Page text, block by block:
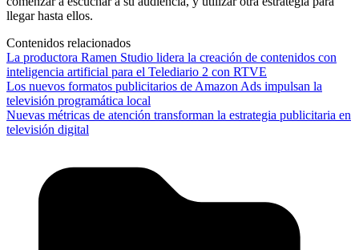
llegar hasta ellos.
Contenidos relacionados
La productora Ramen Studio lidera la creación de contenidos con
inteligencia artificial para el Telediario 2 con RTVE
Los nuevos formatos publicitarios de Amazon Ads impulsan la
televisión programática local
Nuevas métricas de atención transforman la estrategia publicitaria en
televisión digital